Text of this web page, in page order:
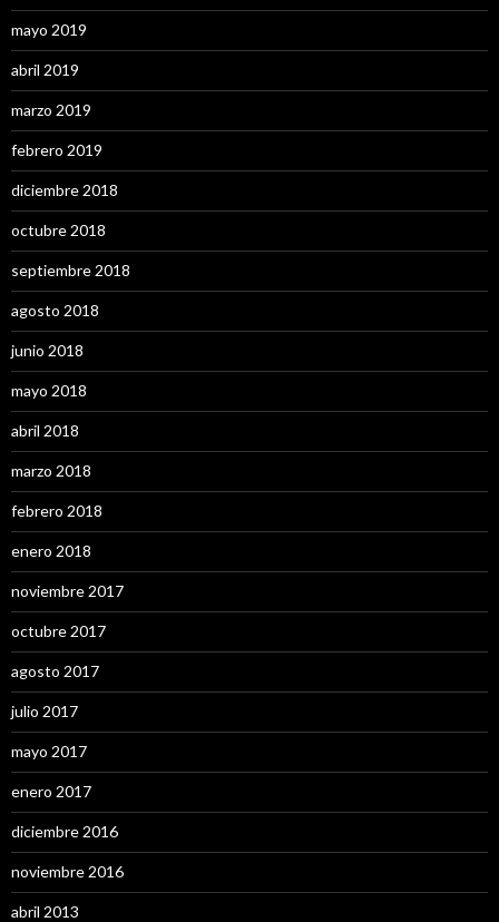
mayo 2019
abril 2019
marzo 2019
febrero 2019
diciembre 2018
octubre 2018
septiembre 2018
agosto 2018
junio 2018
mayo 2018
abril 2018
marzo 2018
febrero 2018
enero 2018
noviembre 2017
octubre 2017
agosto 2017
julio 2017
mayo 2017
enero 2017
diciembre 2016
noviembre 2016
abril 2013